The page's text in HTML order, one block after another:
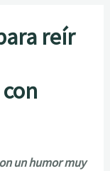
reír
un humor muy